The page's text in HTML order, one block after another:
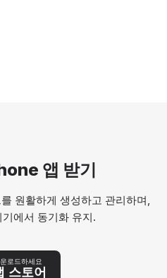
앱 받기
원활하게 생성하고 관리하며,
에서 동기화 유지.
로드하세요
스토어